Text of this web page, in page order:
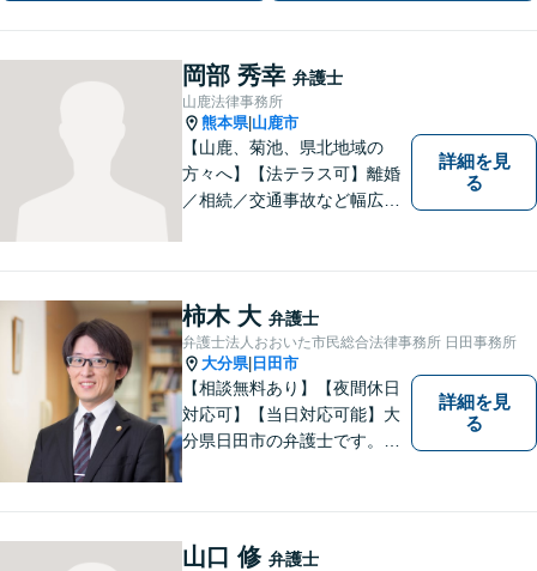
岡部 秀幸 弁護士
山鹿法律事務所
熊本県| 山鹿市
【山鹿、菊池、県北地域の
方々へ】【法テラス可】離婚
／相続／交通事故など幅広く
そう地域に法的サービスを提
供してまいります。お気軽に
ご相談を！
詳細を見
る
柿木 大 弁護士
弁護士法人おおいた市民総合法律事務所 日田事務所
大分県| 日田市
【相談無料あり】【夜間休日
対応可】【当日対応可能】大
分県日田市の弁護士です。離
ください。
詳細を見
る
山口 修 弁護士